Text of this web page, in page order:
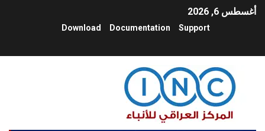
أغسطس 6, 2026
Support
Documentation
Download